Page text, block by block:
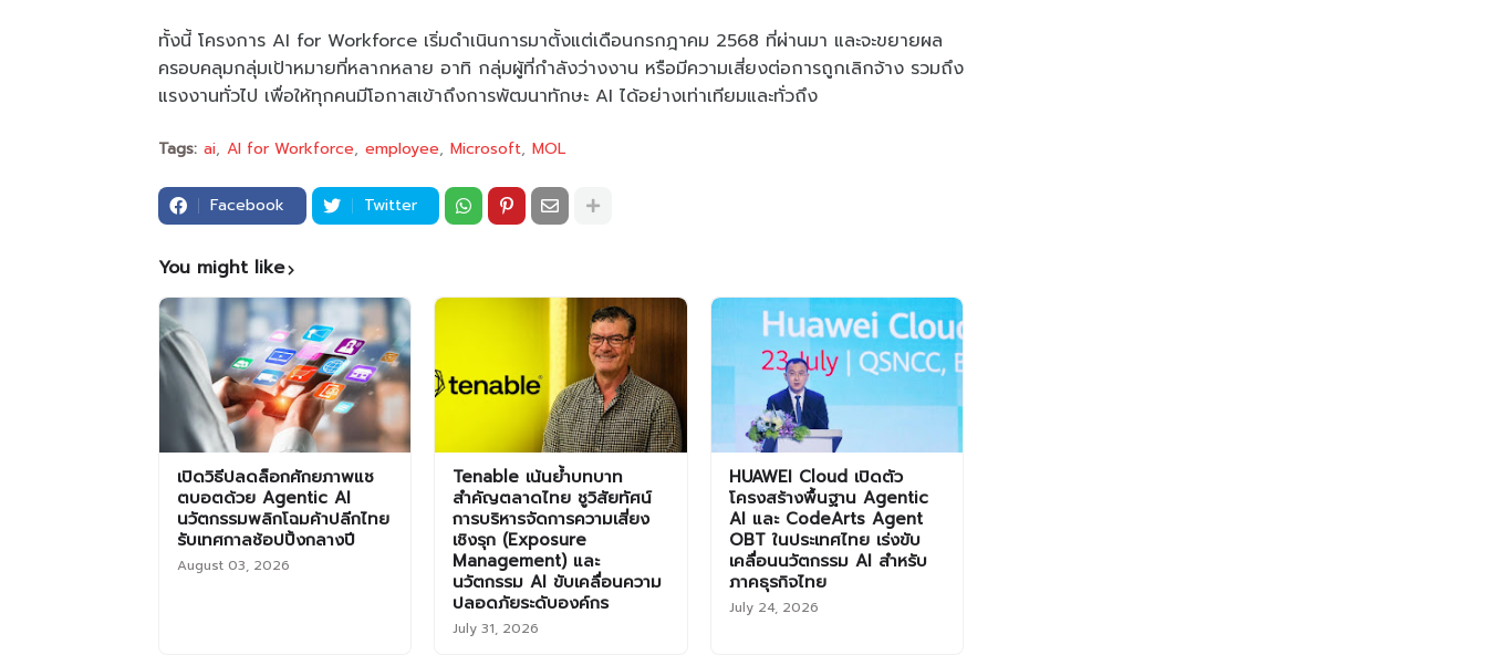
ทั้งนี้ โครงการ AI for Workforce เริ่มดำเนินการมาตั้งแต่เดือนกรกฎาคม 2568 ที่ผ่านมา และจะขยายผล
ครอบคลุมกลุ่มเป้าหมายที่หลากหลาย อาทิ กลุ่มผู้ที่กำลังว่างงาน หรือมีความเสี่ยงต่อการถูกเลิกจ้าง รวมถึง
แรงงานทั่วไป เพื่อให้ทุกคนมีโอกาสเข้าถึงการพัฒนาทักษะ AI ได้อย่างเท่าเทียมและทั่วถึง
Tags: ai AI for Workforce employee Microsoft MOL
Facebook Twitter
You might like
เปิดวิธีปลดล็อกศักยภาพแช
ตบอตด้วย Agentic AI
นวัตกรรมพลิกโฉมค้าปลีกไทย
รับเทศกาลช้อปปิ้งกลางปี
August 03, 2026
Tenable เน้นย้ำบทบาท
สำคัญตลาดไทย ชูวิสัยทัศน์
การบริหารจัดการความเสี่ยง
เชิงรุก (Exposure
Management) และ
นวัตกรรม AI ขับเคลื่อนความ
ปลอดภัยระดับองค์กร
July 31, 2026
HUAWEI Cloud เปิดตัว
โครงสร้างพื้นฐาน Agentic
AI และ CodeArts Agent
OBT ในประเทศไทย เร่งขับ
เคลื่อนนวัตกรรม AI สำหรับ
ภาคธุรกิจไทย
July 24, 2026